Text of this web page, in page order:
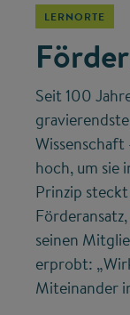
LERNORTE
Seit 100
hoch, um sie
Prinzip
seinen
erprobt:
Miteinander